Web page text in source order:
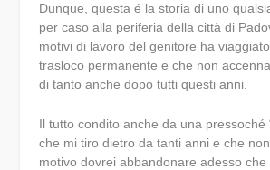
Dunque, questa é la storia di uno
per caso alla periferia della città di
motivi di lavoro del genitore ha
trasloco permanente e che non
di tanto anche dopo tutti questi anni.
Il tutto condito anche da una pressoché
che mi tiro dietro da tanti anni e che
motivo dovrei abbandonare adesso